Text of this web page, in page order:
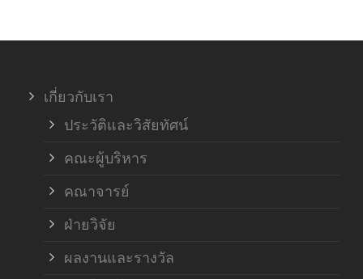
เกี่ยวกับเรา
ประวัติและวิสัยทัศน์
คณะผู้บริหาร
คณาจารย์
ฝ่ายวิจัย
ผลงานและรางวัล